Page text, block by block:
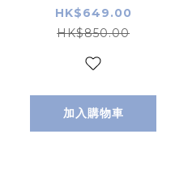
GLOVES Rebel
2.0 White-Out 龍
門手套 白色
HK$649.00
HK$850.00
加入購物車